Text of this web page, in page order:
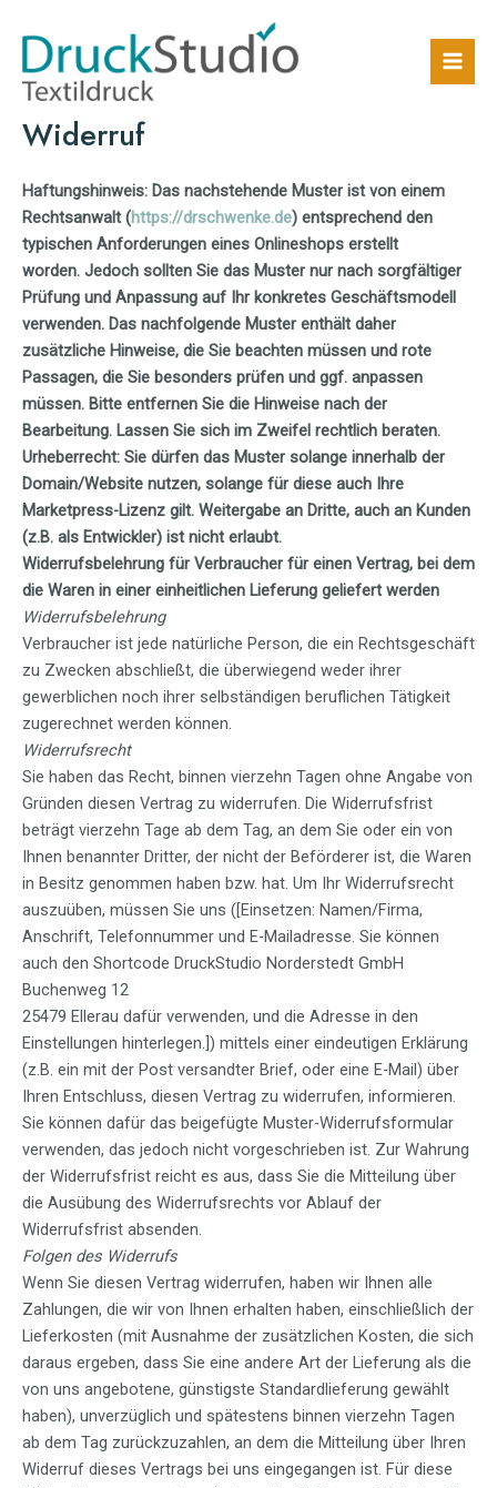
Inhalt
springen
Widerruf
Haftungshinweis: Das nachstehende Muster ist von einem
Rechtsanwalt (https://drschwenke.de) entsprechend den
typischen Anforderungen eines Onlineshops erstellt
worden. Jedoch sollten Sie das Muster nur nach sorgfältiger
Prüfung und Anpassung auf Ihr konkretes Geschäftsmodell
verwenden. Das nachfolgende Muster enthält daher
zusätzliche Hinweise, die Sie beachten müssen und rote
Passagen, die Sie besonders prüfen und ggf. anpassen
müssen. Bitte entfernen Sie die Hinweise nach der
Bearbeitung. Lassen Sie sich im Zweifel rechtlich beraten.
Urheberrecht: Sie dürfen das Muster solange innerhalb der
Domain/Website nutzen, solange für diese auch Ihre
Marketpress-Lizenz gilt. Weitergabe an Dritte, auch an Kunden
(z.B. als Entwickler) ist nicht erlaubt.
Widerrufsbelehrung für Verbraucher für einen Vertrag, bei dem
die Waren in einer einheitlichen Lieferung geliefert werden
Widerrufsbelehrung
Verbraucher ist jede natürliche Person, die ein Rechtsgeschäft
zu Zwecken abschließt, die überwiegend weder ihrer
gewerblichen noch ihrer selbständigen beruflichen Tätigkeit
zugerechnet werden können.
Widerrufsrecht
Sie haben das Recht, binnen vierzehn Tagen ohne Angabe von
Gründen diesen Vertrag zu widerrufen. Die Widerrufsfrist
beträgt vierzehn Tage ab dem Tag, an dem Sie oder ein von
Ihnen benannter Dritter, der nicht der Beförderer ist, die Waren
in Besitz genommen haben bzw. hat. Um Ihr Widerrufsrecht
auszuüben, müssen Sie uns ([Einsetzen: Namen/Firma,
Anschrift, Telefonnummer und E-Mailadresse. Sie können
auch den Shortcode DruckStudio Norderstedt GmbH
Buchenweg 12
25479 Ellerau dafür verwenden, und die Adresse in den
Einstellungen hinterlegen.]) mittels einer eindeutigen Erklärung
(z.B. ein mit der Post versandter Brief, oder eine E-Mail) über
Ihren Entschluss, diesen Vertrag zu widerrufen, informieren.
Sie können dafür das beigefügte Muster-Widerrufsformular
verwenden, das jedoch nicht vorgeschrieben ist. Zur Wahrung
der Widerrufsfrist reicht es aus, dass Sie die Mitteilung über
die Ausübung des Widerrufsrechts vor Ablauf der
Widerrufsfrist absenden.
Folgen des Widerrufs
Wenn Sie diesen Vertrag widerrufen, haben wir Ihnen alle
Zahlungen, die wir von Ihnen erhalten haben, einschließlich der
Lieferkosten (mit Ausnahme der zusätzlichen Kosten, die sich
daraus ergeben, dass Sie eine andere Art der Lieferung als die
von uns angebotene, günstigste Standardlieferung gewählt
haben), unverzüglich und spätestens binnen vierzehn Tagen
ab dem Tag zurückzuzahlen, an dem die Mitteilung über Ihren
Widerruf dieses Vertrags bei uns eingegangen ist. Für diese